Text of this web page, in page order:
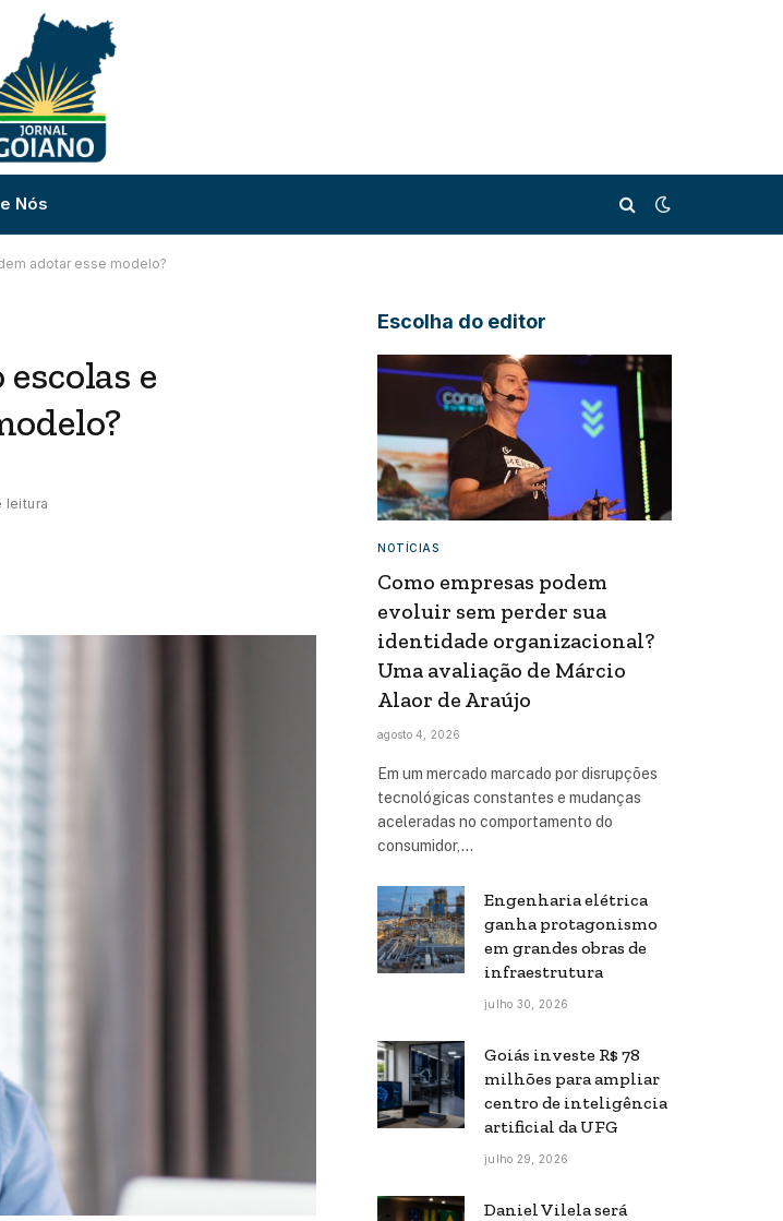
Nós
adotar esse modelo?
e
leitura
Escolha do editor
NOTÍCIAS
Como empresas podem
evoluir sem perder sua
identidade organizacional?
Uma avaliação de Márcio
Alaor de Araújo
agosto 4, 2026
Em um mercado marcado por disrupções
tecnológicas constantes e mudanças
aceleradas no comportamento do
consumidor,…
Engenharia elétrica
ganha protagonismo
em grandes obras de
infraestrutura
julho 30, 2026
Goiás investe R$ 78
milhões para ampliar
centro de inteligência
artificial da UFG
julho 29, 2026
Daniel Vilela será